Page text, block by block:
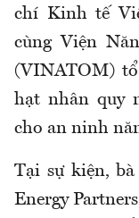
chí Kinh tế
cùng Viện
(VINATOM)
hạt nhân quy
cho an ninh
Tại sự kiện,
Energy